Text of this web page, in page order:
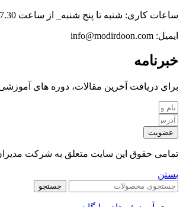
ساعات کاری: شنبه تا پنج شنبه_ از ساعت 7.30 الی 16
ایمیل: info@modirdoon.com
خبرنامه
برای دریافت آخرین مقالات، دوره های
عضویت
تمامی حقوق این سایت متعلق به شرکت
بستن
جستجو